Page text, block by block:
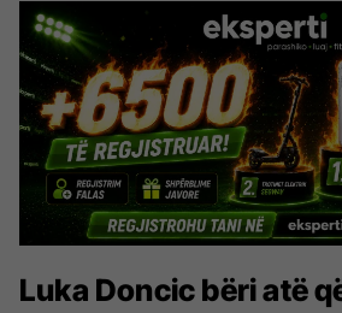
Luka Doncic bëri atë